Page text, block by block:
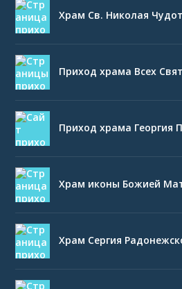
Храм Св. Николая
Приход храма Всех
Приход храма Георгия
Храм иконы Божией
Храм Сергия